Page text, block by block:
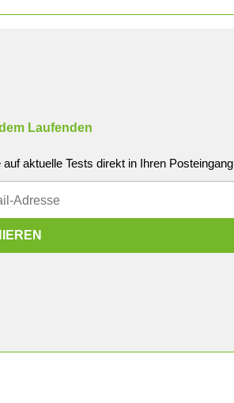
Laufenden
aktuelle Tests direkt in Ihren Posteingang